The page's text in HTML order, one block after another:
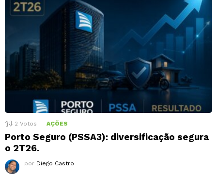
2 Votos AÇÕES
Porto Seguro (PSSA3): diversificação segura
o 2T26.
por Diego Castro